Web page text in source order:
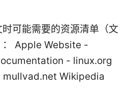
可能需要的资源清单（文
： Apple Website -
- linux.org
mullvad.net Wikipedia